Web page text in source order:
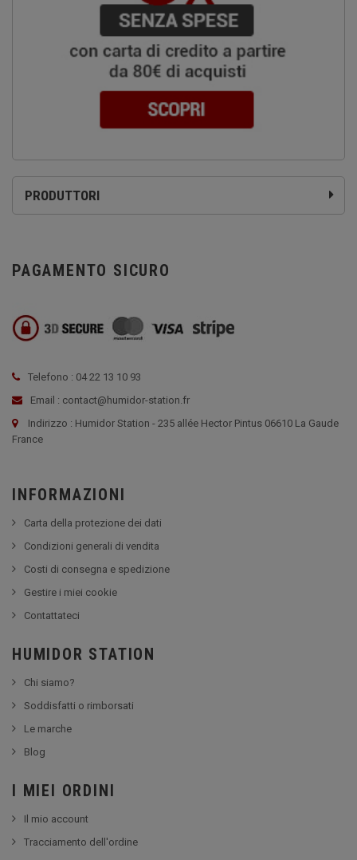
PRODUTTORI
PAGAMENTO SICURO
Telefono : 04 22 13 10 93
Email : contact@humidor-station.fr
Indirizzo : Humidor Station - 235 allée Hector Pintus 06610 La Gaude
France
INFORMAZIONI
Carta della protezione dei dati
Condizioni generali di vendita
Costi di consegna e spedizione
Gestire i miei cookie
Contattateci
HUMIDOR STATION
Chi siamo?
Soddisfatti o rimborsati
Le marche
Blog
I MIEI ORDINI
Il mio account
Tracciamento dell'ordine